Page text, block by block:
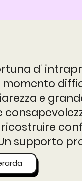
di
momento
e
supporto